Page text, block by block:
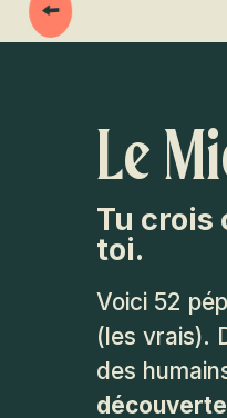
Le
Tu crois
toi.
Voici 52
(les vrais).
des